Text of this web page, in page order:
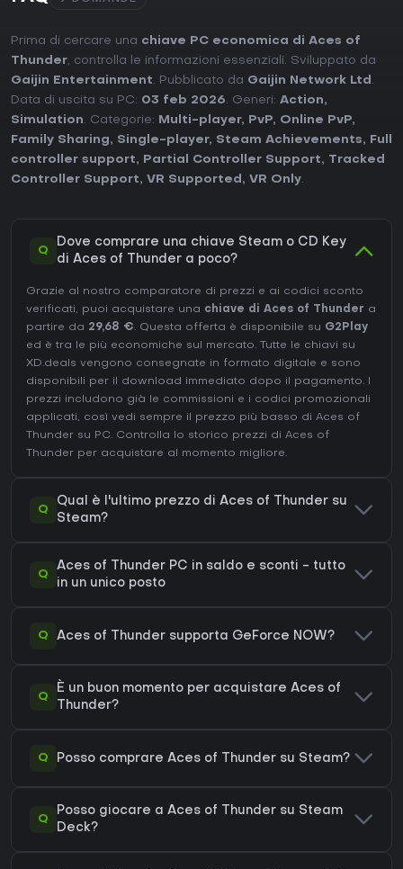
Prima di cercare una chiave PC economica di Aces of
Thunder, controlla le informazioni essenziali. Sviluppato da
Gaijin Entertainment. Pubblicato da Gaijin Network Ltd .
Data di uscita su PC: 03 feb 2026. Generi: Action,
Simulation. Categorie: Multi-player, PvP, Online PvP,
Family Sharing, Single-player, Steam Achievements,
Full
controller support, Partial Controller Support, Tracked
Controller Support, VR Supported , VR Only.
Q
Dove comprare una chiave Steam o CD Key
di Aces of Thunder a poco?
Grazie al nostro comparatore di prezzi e ai codici sconto
verificati, puoi acquistare una chiave di Aces of Thunder a
partire da 29,68 €. Questa offerta è disponibile su G2Play
ed è tra le più economiche sul mercato. Tutte le chiavi su
XD.deals vengono consegnate in formato digitale e sono
disponibili per il download immediato dopo il pagamento. I
prezzi includono già le commissioni e i codici promozionali
applicati, così vedi sempre il prezzo più basso di Aces of
Thunder su PC. Controlla lo storico prezzi di Aces of
Thunder per acquistare al momento migliore.
Q
Qual è l'ultimo prezzo di Aces of Thunder su
Steam?
Q
Aces of Thunder PC in saldo e sconti - tutto
in un unico posto
Q Aces of Thunder supporta GeForce NOW?
Q
È un buon momento per acquistare Aces of
Thunder?
Q Posso comprare Aces of Thunder su Steam?
Q
Posso giocare a Aces of Thunder su Steam
Deck?